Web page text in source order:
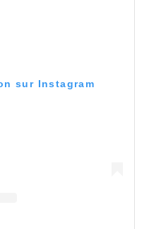
sur Instagram